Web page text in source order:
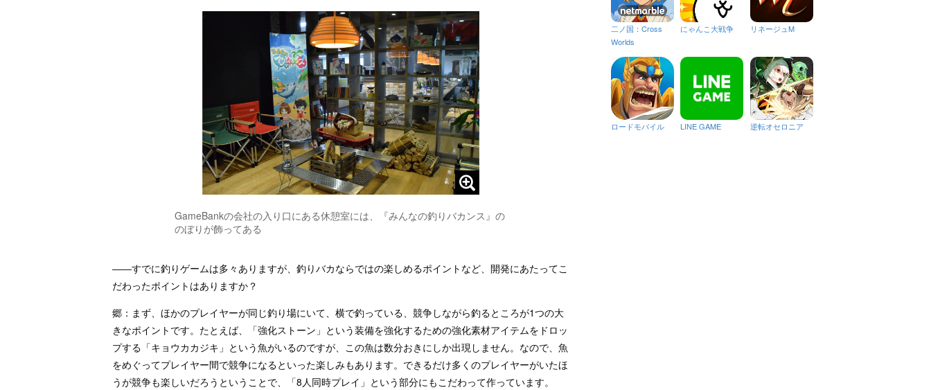
GameBankの会社の入り口にある休憩室には、『みんなの釣りバカンス』の
のぼりが飾ってある
――すでに釣りゲームは多々ありますが、釣りバカならではの楽しめるポイントなど、開発にあたってこ
だわったポイントはありますか？
郷：まず、ほかのプレイヤーが同じ釣り場にいて、横で釣っている、競争しながら釣るところが1つの大
きなポイントです。たとえば、「強化ストーン」という装備を強化するための強化素材アイテムをドロッ
プする「キョウカカジキ」という魚がいるのですが、この魚は数分おきにしか出現しません。なので、魚
をめぐってプレイヤー間で競争になるといった楽しみもあります。できるだけ多くのプレイヤーがいたほ
うが競争も楽しいだろうということで、「8人同時プレイ」という部分にもこだわって作っています。
二ノ国：Cross
Worlds
にゃんこ大戦争 リネージュM
ロードモバイル LINE GAME 逆転オセロニア